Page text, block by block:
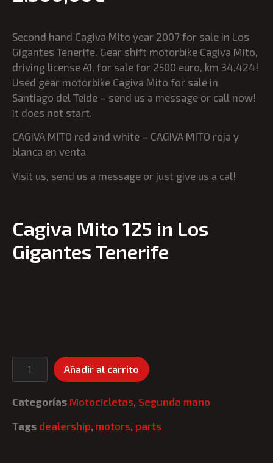
Second hand Cagiva Mito year 2007 for sale in Los
Gigantes Tenerife. Gear shift motorbike Cagiva Mito,
driving license A1, for sale for 2500 euro, km 34.424!
Used gear motorbike Cagiva Mito for sale in
Santiago del Teide – send us a message or call now!
it does not start.
CAGIVA MITO red and white – CAGIVA MITO roja y
blanca en venta
Visit us, send us a message or just give us a cal!
Cagiva Mito 125 in Los
Gigantes Tenerife
Añadir al carrito
Categorías Motocicletas Segunda mano
Tags dealership motors parts